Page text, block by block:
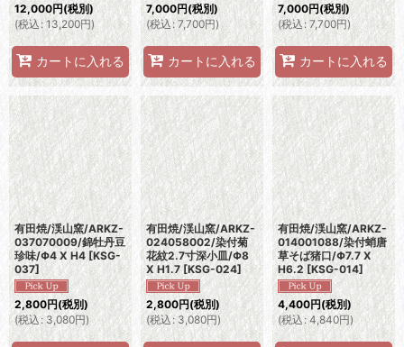
12,000円(税別)
(税込 : 13,200円)
カートに入れる
7,000円(税別)
(税込: 7,700円)
カートに入れる
7,000円(税別)
(税込: 7,700円)
カートに入れる
有田焼/渓山窯/ARKZ-
037070009/錦牡丹豆
珍味/Φ4 X H4 [KSG-
037]
2,800円(税別)
(税込: 3,080円)
有田焼/渓山窯/ARKZ-
024058002/染付菊
花紋2.7寸深小皿/Φ8
X H1.7 [KSG-024]
2,800円(税別)
(税込: 3,080円)
有田焼/渓山窯/ARKZ-
014001088/染付蛸唐
草そば猪口/Φ7.7 X
H6.2 [KSG-014]
4,400円(税別)
(税込: 4,840円)